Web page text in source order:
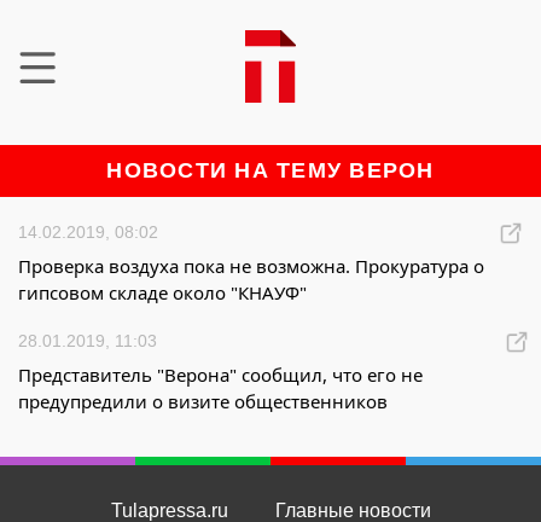
НОВОСТИ НА ТЕМУ ВЕРОН
14.02.2019, 08:02
Проверка воздуха пока не возможна. Прокуратура о
гипсовом складе около "КНАУФ"
28.01.2019, 11:03
Представитель "Верона" сообщил, что его не
предупредили о визите общественников
Tulapressa.ru
Главные новости